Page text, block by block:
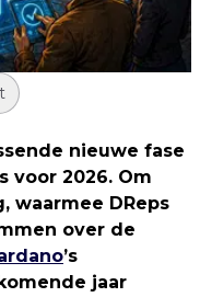
nieuwe fase
voor 2026. Om
waarmee DReps
over de
’s
jaar